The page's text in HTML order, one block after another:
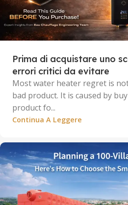
Prima di acquistare uno
errori critici da evitare
Most water heater regret is
bad product. It is caused by
product fo...
Continua A Leggere